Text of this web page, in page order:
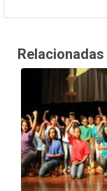
Relacionadas